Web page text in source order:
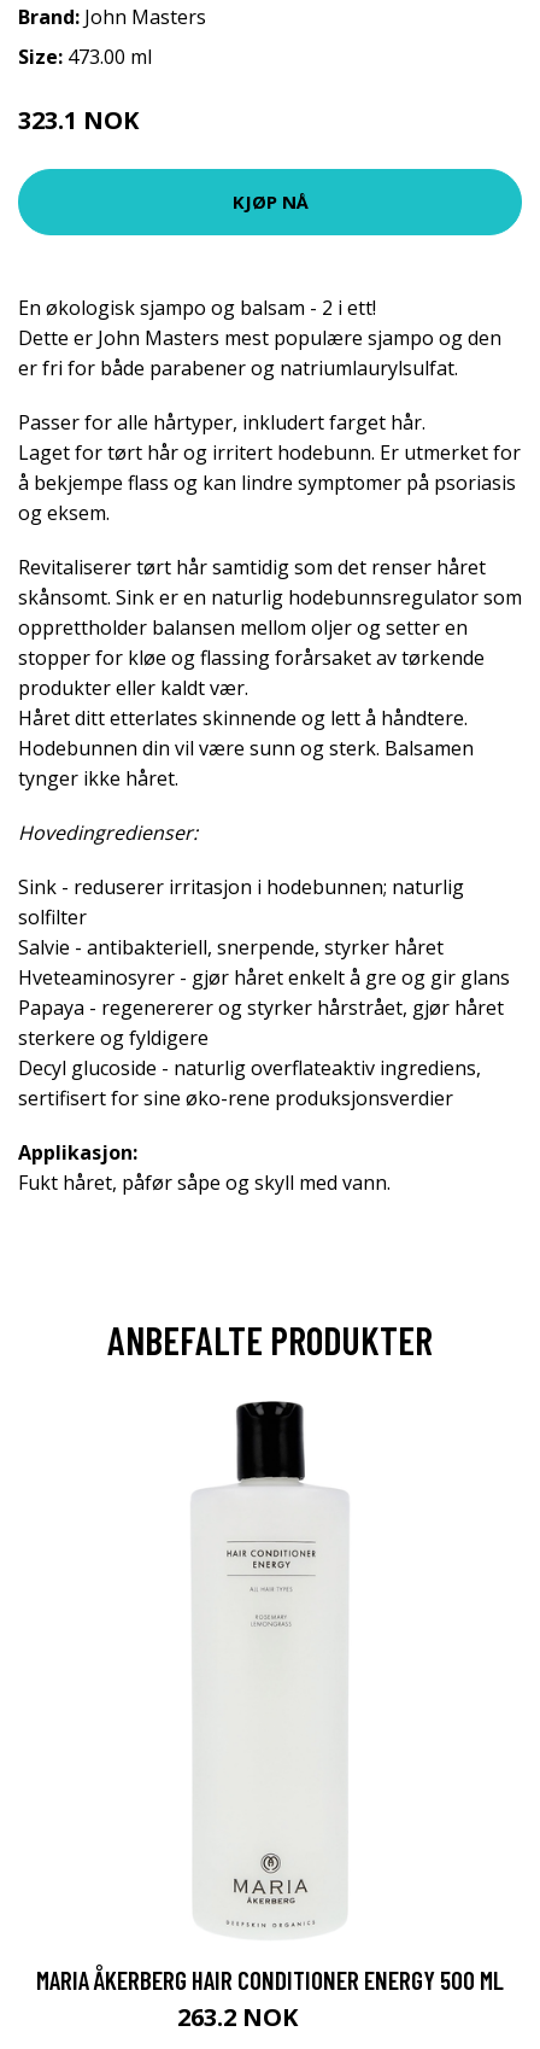
Brand: John Masters
Size: 473.00 ml
323.1 NOK
KJØP NÅ
En økologisk sjampo og balsam - 2 i ett!
Dette er John Masters mest populære sjampo og den
er fri for både parabener og natriumlaurylsulfat.
Passer for alle hårtyper, inkludert farget hår.
Laget for tørt hår og irritert hodebunn. Er utmerket for
å bekjempe flass og kan lindre symptomer på psoriasis
og eksem.
Revitaliserer tørt hår samtidig som det renser håret
skånsomt. Sink er en naturlig hodebunnsregulator som
opprettholder balansen mellom oljer og setter en
stopper for kløe og flassing forårsaket av tørkende
produkter eller kaldt vær.
Håret ditt etterlates skinnende og lett å håndtere.
Hodebunnen din vil være sunn og sterk. Balsamen
tynger ikke håret.
Hovedingredienser:
Sink - reduserer irritasjon i hodebunnen; naturlig
solfilter
Salvie - antibakteriell, snerpende, styrker håret
Hveteaminosyrer - gjør håret enkelt å gre og gir glans
Papaya - regenererer og styrker hårstrået, gjør håret
sterkere og fyldigere
Decyl glucoside - naturlig overflateaktiv ingrediens,
sertifisert for sine øko-rene produksjonsverdier
Applikasjon:
Fukt håret, påfør såpe og skyll med vann.
ANBEFALTE PRODUKTER
MARIA ÅKERBERG HAIR CONDITIONER ENERGY 500 ML
263.2 NOK